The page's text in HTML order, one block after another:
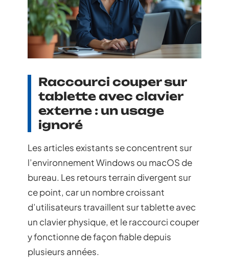
Raccourci couper sur
tablette avec clavier
externe : un usage
ignoré
Les articles existants se concentrent sur
l’environnement Windows ou macOS de
bureau. Les retours terrain divergent sur
ce point, car un nombre croissant
d’utilisateurs travaillent sur tablette avec
un clavier physique, et le raccourci couper
y fonctionne de façon fiable depuis
plusieurs années.